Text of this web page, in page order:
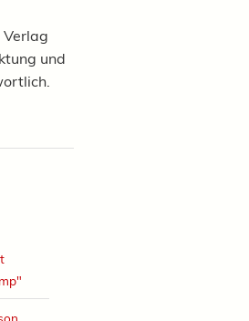
Verlag
und